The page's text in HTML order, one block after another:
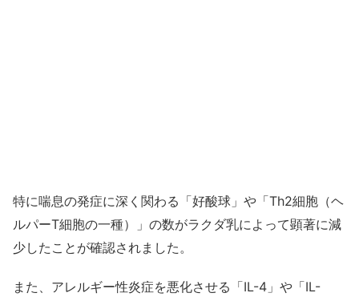
特に喘息の発症に深く関わる「好酸球」や「Th2細胞（ヘ
ルパーT細胞の一種）」の数がラクダ乳によって顕著に減
少したことが確認されました。
また、アレルギー性炎症を悪化させる「IL-4」や「IL-